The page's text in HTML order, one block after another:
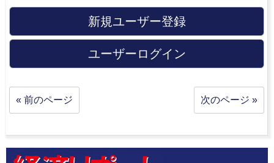
新規ユーザー登録
ユーザーログイン
« 前のページ 次のページ »